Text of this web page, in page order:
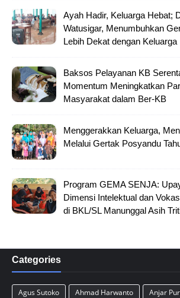
Ayah Hadir, Keluarga Hebat;
Watusigar, Menumbuhkan
Lebih Dekat dengan Keluarga
Baksos Pelayanan KB
Momentum Meningkatkan
Masyarakat dalam Ber-KB
Menggerakkan Keluarga,
Melalui Gertak Posyandu
Program GEMA SENJA:
Dimensi Intelektual dan
di BKL/SL Manunggal Asih
Categories
Agus Sutoko Ahmad Harwanto
Anjar